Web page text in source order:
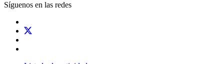
Síguenos en las redes